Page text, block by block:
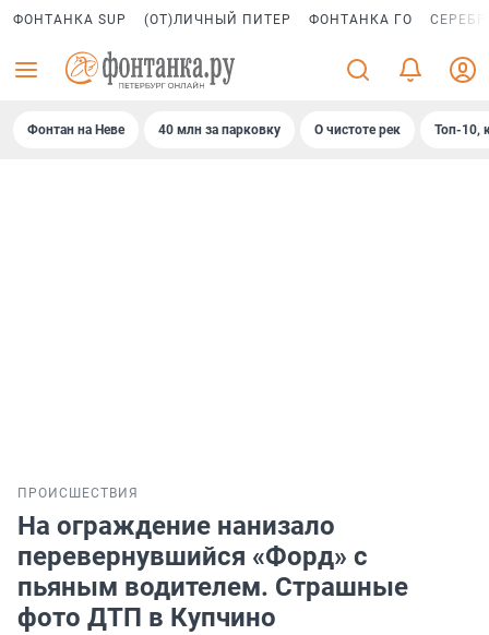
ФОНТАНКА SUP (ОТ)ЛИЧНЫЙ ПИТЕР ФОНТАНКА ГО
Фонтан на Неве 40 млн за парковку О чистоте рек Топ-10,
ПРОИСШЕСТВИЯ
На ограждение нанизало
перевернувшийся «Форд» с
пьяным водителем. Страшные
фото ДТП в Купчино